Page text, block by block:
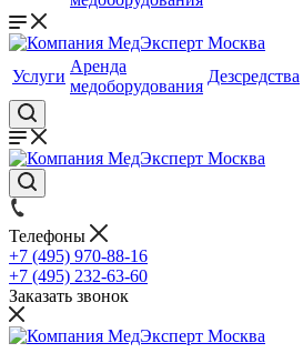
Услуги
Аренда
медоборудования
Дезсредства
Телефоны
+7 (495) 970-88-16
+7 (495) 232-63-60
Заказать звонок